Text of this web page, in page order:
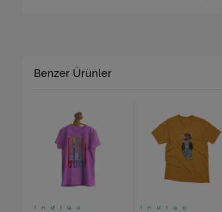
Benzer Ürünler